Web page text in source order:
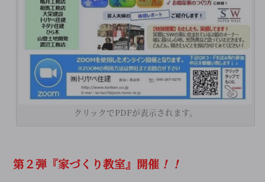
クリックでPDFが表示されます。
第２弾『家づくり教室』開催 ！！